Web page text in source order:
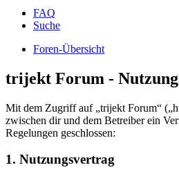
FAQ
Suche
Foren-Übersicht
trijekt Forum -
Mit dem Zugriff auf „trijekt Forum“
zwischen dir und dem Betreiber ein
Regelungen geschlossen:
1. Nutzungsvertrag